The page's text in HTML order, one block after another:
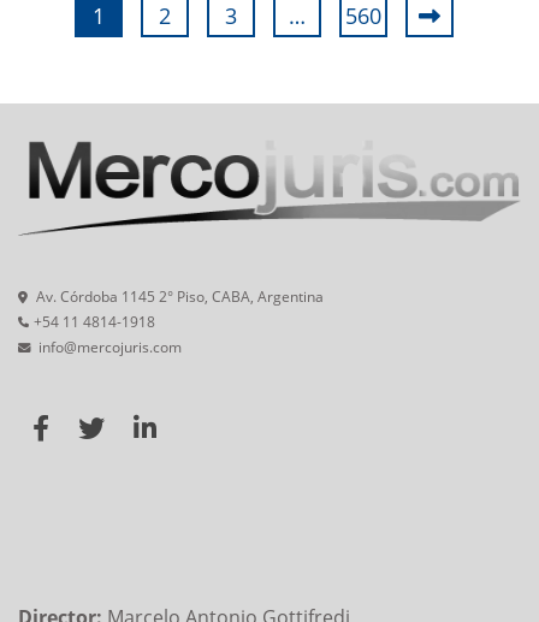
1 2 3 … 560
Av. Córdoba 1145 2° Piso, CABA, Argentina
+54 11 4814-1918
info@mercojuris.com